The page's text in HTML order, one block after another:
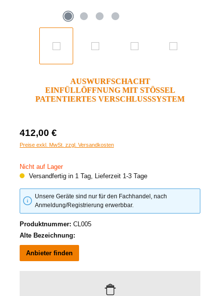
AUSWURFSCHACHT
EINFÜLLÖFFNUNG MIT STÖSSEL
PATENTIERTES VERSCHLUSSSYSTEM
412,00 €
Preise exkl. MwSt. zzgl. Versandkosten
Nicht auf Lager
Versandfertig in 1 Tag, Lieferzeit 1-3 Tage
Unsere Geräte sind nur für den Fachhandel, nach
Anmeldung/Registrierung erwerbbar.
Produktnummer: CL005
Alte Bezeichnung:
Anbieter finden